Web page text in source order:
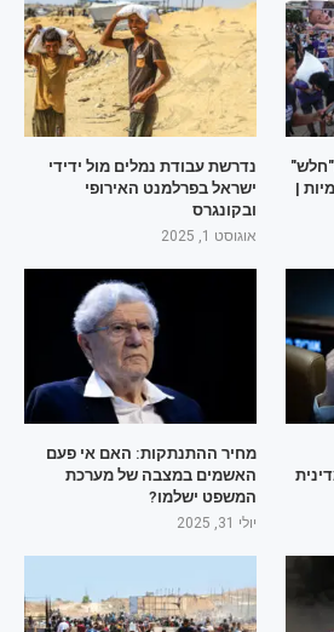
|
נדרשת עבודת נמלים מול ידידי
ישראל בפרלמנט האירופי
ובקונגרס
אוגוסט 1, 2025
מחיר ההתנתקות: האם אי פעם
האשמים במצבה של מערכת
המשפט ישלמו?
יולי 31, 2025